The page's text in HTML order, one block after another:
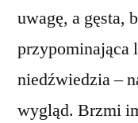
uwagę, a gęsta,
przypominająca
niedźwiedzia –
wygląd. Brzmi